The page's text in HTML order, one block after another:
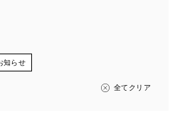
知らせ
全てクリア